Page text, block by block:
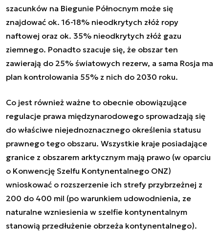
szacunków na Biegunie Północnym może się
znajdować ok. 16-18% nieodkrytych złóż ropy
naftowej oraz ok. 35% nieodkrytych złóż gazu
ziemnego. Ponadto szacuje się, że obszar ten
zawierają do 25% światowych rezerw, a sama Rosja ma
plan kontrolowania 55% z nich do 2030 roku.
Co jest również ważne to obecnie obowiązujące
regulacje prawa międzynarodowego sprowadzają się
do właściwe niejednoznacznego określenia statusu
prawnego tego obszaru. Wszystkie kraje posiadające
granice z obszarem arktycznym mają prawo (w oparciu
o Konwencję Szelfu Kontynentalnego ONZ)
wnioskować o rozszerzenie ich strefy przybrzeżnej z
200 do 400 mil (po warunkiem udowodnienia, ze
naturalne wzniesienia w szelfie kontynentalnym
stanowią przedłużenie obrzeża kontynentalnego).